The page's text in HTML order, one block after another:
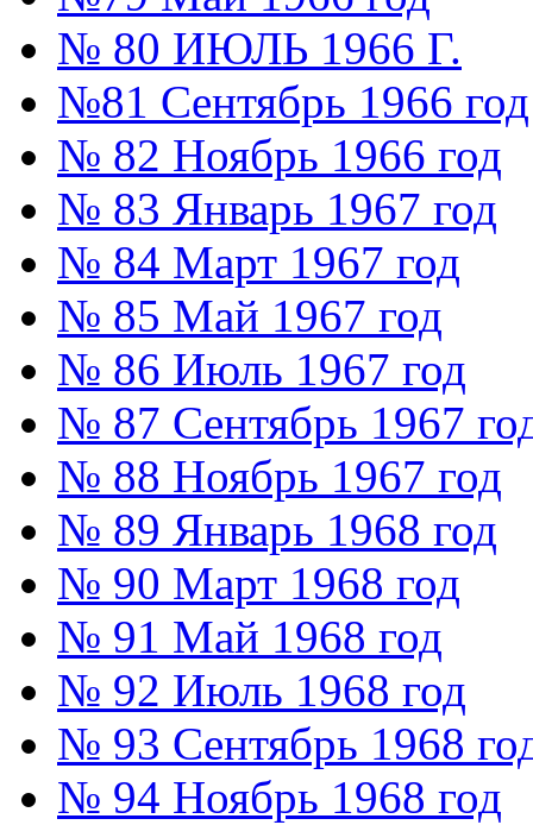
№ 80 ИЮЛЬ 1966 Г.
№81 Сентябрь 1966 год
№ 82 Ноябрь 1966 год
№ 83 Январь 1967 год
№ 84 Март 1967 год
№ 85 Май 1967 год
№ 86 Июль 1967 год
№ 87 Сентябрь 1967
№ 88 Ноябрь 1967 год
№ 89 Январь 1968 год
№ 90 Март 1968 год
№ 91 Май 1968 год
№ 92 Июль 1968 год
№ 93 Сентябрь 1968
№ 94 Ноябрь 1968 год